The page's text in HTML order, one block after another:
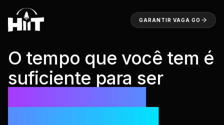
GARANTIR VAGA GO
O tempo que você tem é
suficiente para ser